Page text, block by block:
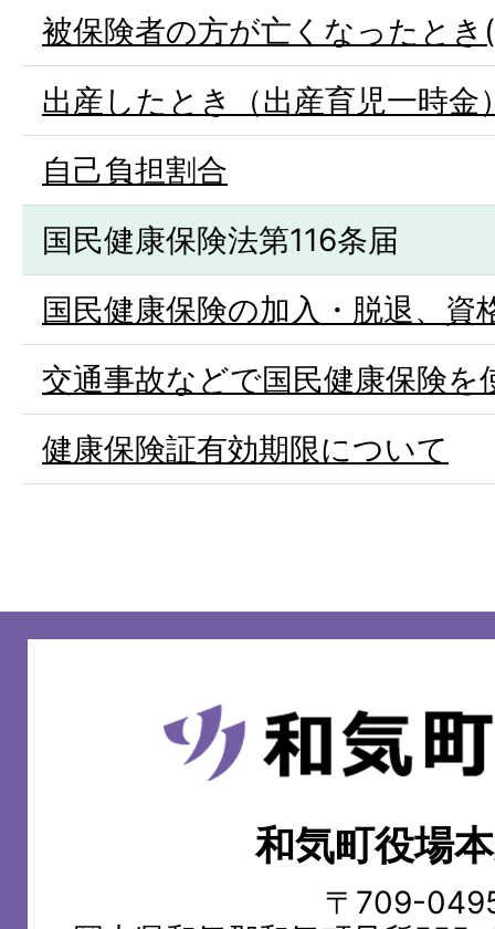
被保険者の方が亡くなったとき
出産したとき（出産育児一時金
自己負担割合
国民健康保険法第116条届
国民健康保険の加入・脱退、資
交通事故などで国民健康保険を
健康保険証有効期限について
和
気
和気町役場
〒709-